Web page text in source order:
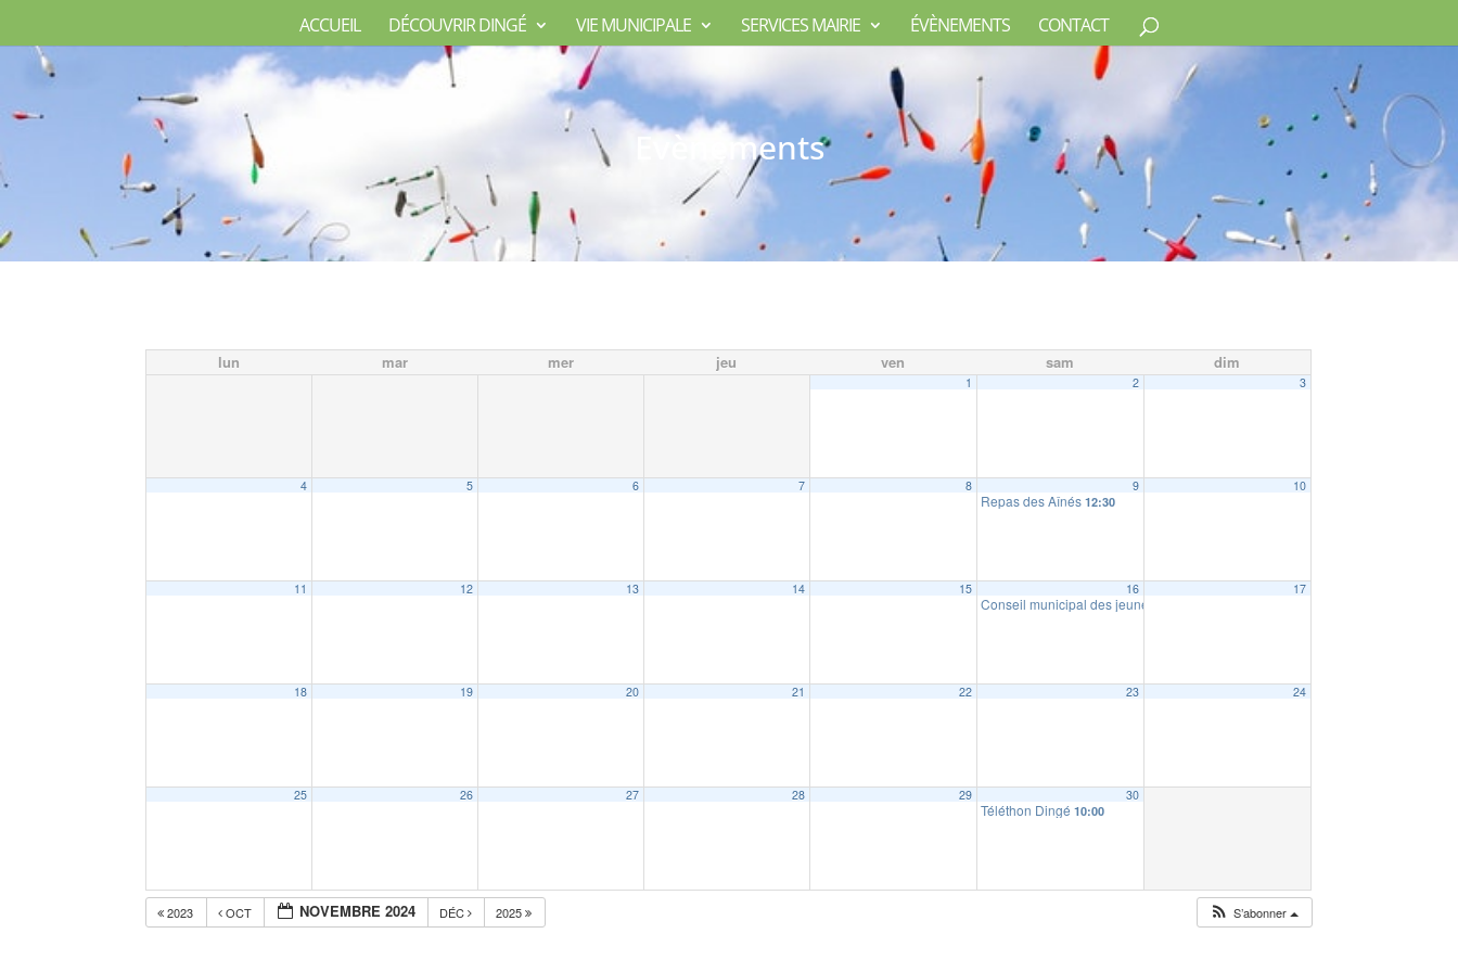
ACCUEIL DÉCOUVRIR DINGÉ VIE MUNICIPALE SERVICES MAIRIE ÉVÈNEMENTS CONTACT
Evènements
lun mar mer jeu ven sam dim
1 2 3
4 5 6 7 8 9
Repas des Aînés12:30
10
11 12 13 14 15 16
Conseil municipal des jeunes : ramassage de déchets
17
18 19 20 21 22 23 24
25 26 27 28 29 30
Téléthon Dingé10:00
2023 OCT NOVEMBRE 2024 DÉC 2025 S’abonner